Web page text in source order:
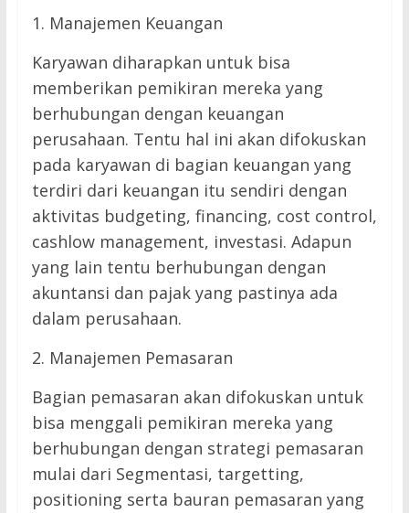
1. Manajemen Keuangan
Karyawan diharapkan untuk bisa
memberikan pemikiran mereka yang
berhubungan dengan keuangan
perusahaan. Tentu hal ini akan difokuskan
pada karyawan di bagian keuangan yang
terdiri dari keuangan itu sendiri dengan
aktivitas budgeting, financing, cost control,
cashlow management, investasi. Adapun
yang lain tentu berhubungan dengan
akuntansi dan pajak yang pastinya ada
dalam perusahaan.
2. Manajemen Pemasaran
Bagian pemasaran akan difokuskan untuk
bisa menggali pemikiran mereka yang
berhubungan dengan strategi pemasaran
mulai dari Segmentasi, targetting,
positioning serta bauran pemasaran yang